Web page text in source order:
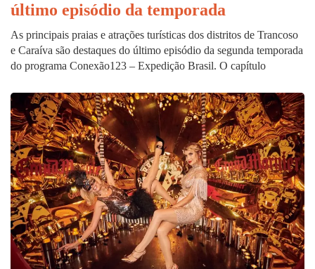
último episódio da temporada
As principais praias e atrações turísticas dos distritos de Trancoso
e Caraíva são destaques do último episódio da segunda temporada
do programa Conexão123 – Expedição Brasil. O capítulo